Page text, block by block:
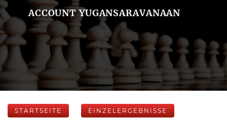
ACCOUNT YUGANSARAVANAAN
STARTSEITE EINZELERGEBNISSE